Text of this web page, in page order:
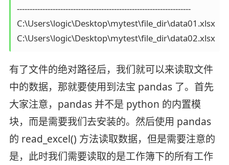
--------------------------------------------------------------------
C:\Users\logic\Desktop\mytest\file_dir\data01.xlsx
C:\Users\logic\Desktop\mytest\file_dir\data02.xlsx
有了文件的绝对路径后，我们就可以来读取文件
中的数据，那就要使用到法宝 pandas 了。首先
大家注意，pandas 并不是 python 的内置模
块，而是需要我们去安装的。然后使用 pandas
的 read_excel() 方法读取数据，但是需要注意的
是，此时我们需要读取的是工作簿下的所有工作